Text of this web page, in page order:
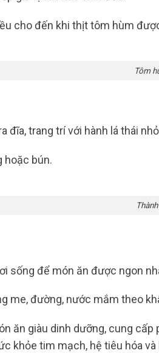
cho đến khi thịt tôm hùm
Tôm
đĩa, trang trí với hành lá thái
hoặc bún.
sống để món ăn được ngon
me, đường, nước mắm theo
ăn giàu dinh dưỡng, cung
khỏe tim mạch, hệ tiêu hóa và